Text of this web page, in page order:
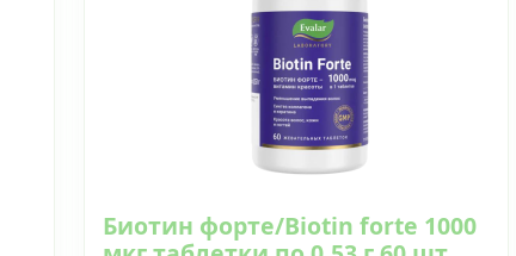
Биотин форте/Biotin forte 1000